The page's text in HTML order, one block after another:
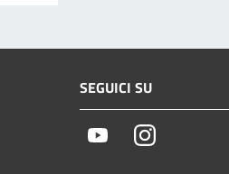
SEGUICI SU
YoutubeInstagram